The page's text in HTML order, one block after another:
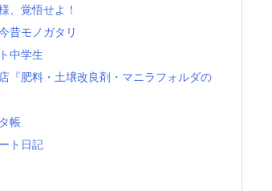
、覚悟せよ！
昔モノガタリ
中学生
『肥料・土壌改良剤・マニラフォルダの
帳
ト日記